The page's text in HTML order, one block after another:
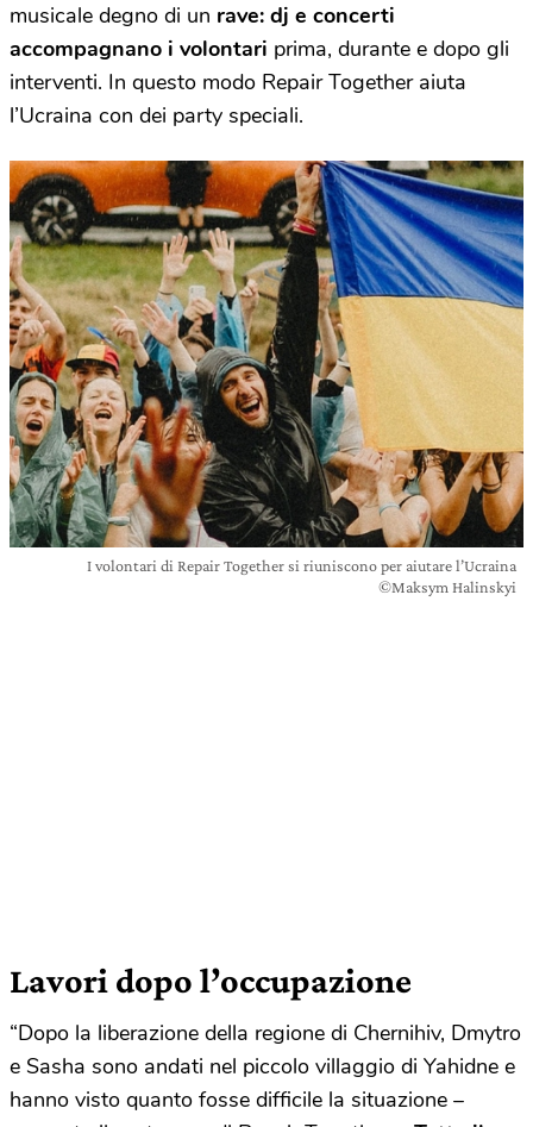
musicale degno di un rave: dj e concerti
accompagnano i volontari prima, durante e dopo gli
interventi. In questo modo Repair Together aiuta
l’Ucraina con dei party speciali.
I volontari di Repair Together si riuniscono per aiutare l’Ucraina
©Maksym Halinskyi
Lavori dopo l’occupazione
“Dopo la liberazione della regione di Chernihiv, Dmytro
e Sasha sono andati nel piccolo villaggio di Yahidne e
hanno visto quanto fosse difficile la situazione –